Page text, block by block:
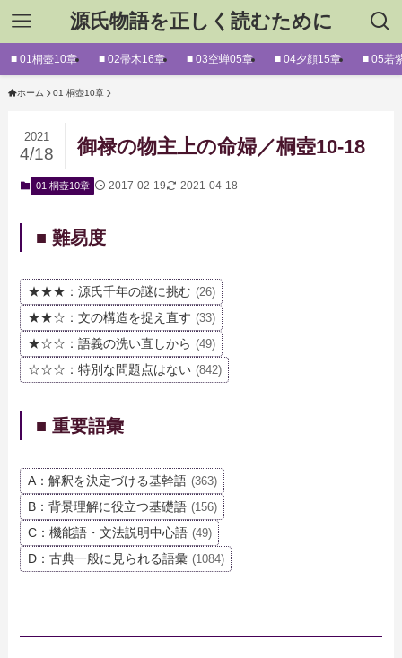
源氏物語を正しく読むために
■ 01桐壺10章 ■ 02帚木16章 ■ 03空蝉05章 ■ 04夕顔15章 ■ 05若
ホーム 01 桐壺10章
御禄の物主上の命婦／桐壺10-18
2021
4/18
01 桐壺10章 2017-02-19 2021-04-18
■ 難易度
★★★：源氏千年の謎に挑む (26)
★★☆：文の構造を捉え直す (33)
★☆☆：語義の洗い直しから (49)
☆☆☆：特別な問題点はない (842)
■ 重要語彙
A：解釈を決定づける基幹語 (363)
B：背景理解に役立つ基礎語 (156)
C：機能語・文法説明中心語 (49)
D：古典一般に見られる語彙 (1084)